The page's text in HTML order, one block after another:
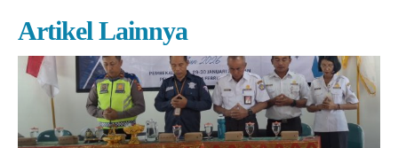
Artikel Lainnya